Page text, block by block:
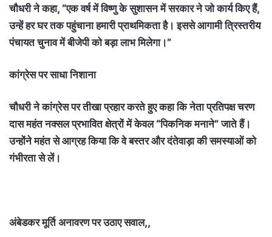
चौधरी ने कहा, “एक वर्ष में विष्णु के सुशासन में सरकार ने जो कार्य किए हैं,
उन्हें हर घर तक पहुंचाना हमारी प्राथमिकता है। इससे आगामी त्रिस्तरीय
पंचायत चुनाव में बीजेपी को बड़ा लाभ मिलेगा।”
कांग्रेस पर साधा निशाना
चौधरी ने कांग्रेस पर तीखा प्रहार करते हुए कहा कि नेता प्रतिपक्ष चरण
दास महंत नक्सल प्रभावित क्षेत्रों में केवल “पिकनिक मनाने” जाते हैं।
उन्होंने महंत से आग्रह किया कि वे बस्तर और दंतेवाड़ा की समस्याओं को
गंभीरता से लें।
अंबेडकर मूर्ति अनावरण पर उठाए सवाल,,